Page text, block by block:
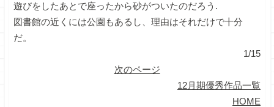
遊びをしたあとで座ったから砂がついたのだろう.
図書館の近くには公園もあるし、理由はそれだけで十分
だ。
1/15
次のページ
12月期優秀作品一覧
HOME